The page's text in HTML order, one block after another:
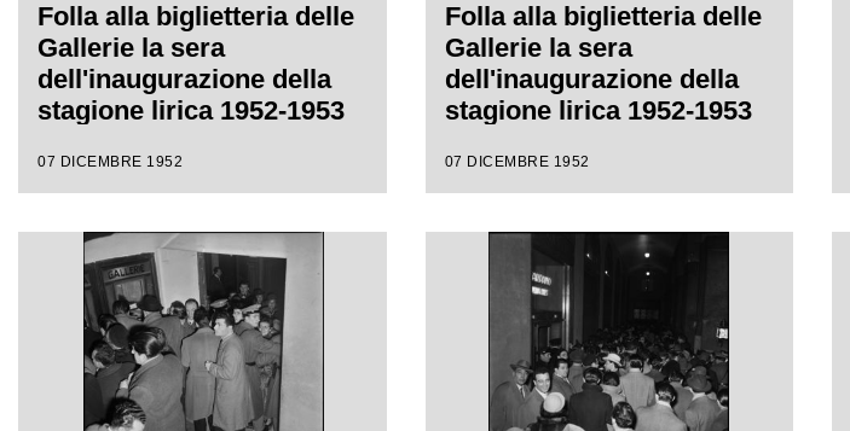
Folla alla biglietteria delle
Gallerie la sera
dell'inaugurazione della
stagione lirica 1952-1953
l'opera "Macbeth", di
Victor de Sabata, con la
regia di Carl Ebert
07 DICEMBRE 1952
Folla alla biglietteria delle
Gallerie la sera
dell'inaugurazione della
stagione lirica 1952-1953
l'opera "Macbeth", di
Victor de Sabata, con la
regia di Carl Ebert
07 DICEMBRE 1952